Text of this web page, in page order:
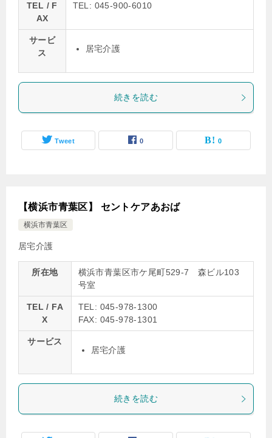
TEL / F
AX
TEL: 045-900-6010
サービ
ス
居宅介護
続きを読む
Tweet 0 0
【横浜市青葉区】 セントケアあおば
横浜市青葉区
居宅介護
所在地
横浜市青葉区市ケ尾町529-7 森ビル103
号室
TEL / FA
X
TEL: 045-978-1300
FAX: 045-978-1301
サービス
居宅介護
続きを読む